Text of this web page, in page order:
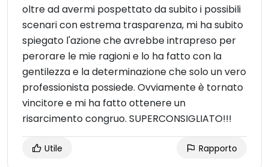
oltre ad avermi pospettato da subito i possibili
scenari con estrema trasparenza, mi ha subito
spiegato l'azione che avrebbe intrapreso per
perorare le mie ragioni e lo ha fatto con la
gentilezza e la determinazione che solo un vero
professionista possiede. Ovviamente è tornato
vincitore e mi ha fatto ottenere un
risarcimento congruo. SUPERCONSIGLIATO!!!
Utile Rapporto